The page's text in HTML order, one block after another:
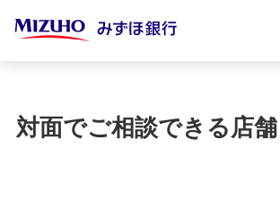
口座開設
対面でご相談できる店舗